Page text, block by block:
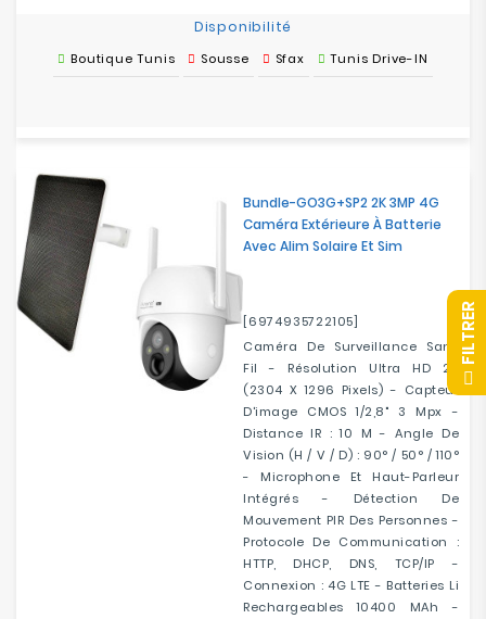
Disponibilité
Boutique Tunis Sousse Sfax Tunis Drive-IN
Bundle-GO3G+SP2 2K 3MP 4G
Caméra Extérieure À Batterie
Avec Alim Solaire Et Sim
[6974935722105]
Caméra De Surveillance Sans
Fil - Résolution Ultra HD 2K
(2304 X 1296 Pixels) - Capteur
D'image CMOS 1/2,8" 3 Mpx -
Distance IR : 10 M - Angle De
Vision (H / V / D) : 90° / 50° / 110°
- Microphone Et Haut-Parleur
Intégrés - Détection De
Mouvement PIR Des Personnes -
Protocole De Communication :
HTTP, DHCP, DNS, TCP/IP -
Connexion : 4G LTE - Batteries Li
Rechargeables 10400 MAh -
R